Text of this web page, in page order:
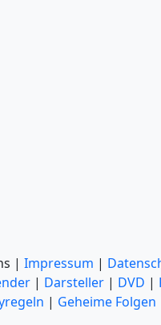
| Impressum |
| Darsteller | DVD |
| Geheime Folgen